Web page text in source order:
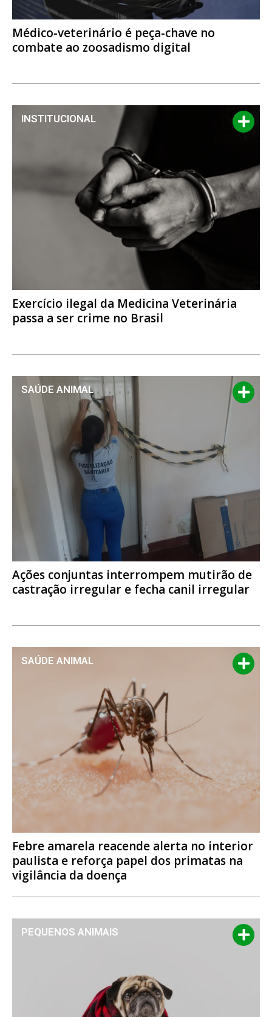
Médico-veterinário é peça-chave no
combate ao zoosadismo digital
INSTITUCIONAL
Exercício ilegal da Medicina Veterinária
passa a ser crime no Brasil
SAÚDE ANIMAL
Ações conjuntas interrompem mutirão de
castração irregular e fecha canil irregular
SAÚDE ANIMAL
Febre amarela reacende alerta no interior
paulista e reforça papel dos primatas na
vigilância da doença
PEQUENOS ANIMAIS